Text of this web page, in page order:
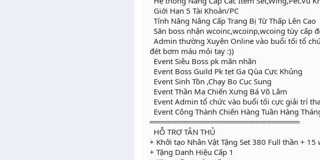
Giới Hạn 5 Tài Khoản/PC
Tính Năng Nâng Cấp Trang Bị Từ Thấp Lên Cao
Săn boss nhận wcoinc,wcoinp,wcoing tùy cấp
Admin thường Xuyên Online vào buổi tối tổ
đét bơm máu mỏi tay :))
Event Siêu Boss pk mãn nhãn
Event Boss Guild Pk tẹt Ga Qùa Cực Khủng
Event Sinh Tồn ,Chạy Bo Cục Sung
Event Thần Ma Chiến Xưng Bá Võ Lâm
Event Admin tổ chức vào buổi tối cực giải trí
Event Công Thành Chiến Hàng Tuần Hàng
═══════════════════════════
HỖ TRỢ TÂN THỦ
+ Khởi tạo Nhân Vật Tặng Set 380 Full thần + 15
+ Tặng Danh Hiệu Cấp 1